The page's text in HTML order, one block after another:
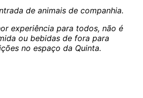
de animais de companhia.
experiência para todos, não é
ou bebidas de fora para
no espaço da Quinta.